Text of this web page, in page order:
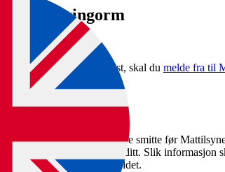
om ringorm
nasjonal liste 2.
storfe, eller den er påvist, skal du melde fra til
innføre tiltak som skal hindre smitte før
om mulig smitte i anlegget ditt. Slik informasjon
besøk i dyreholdet.